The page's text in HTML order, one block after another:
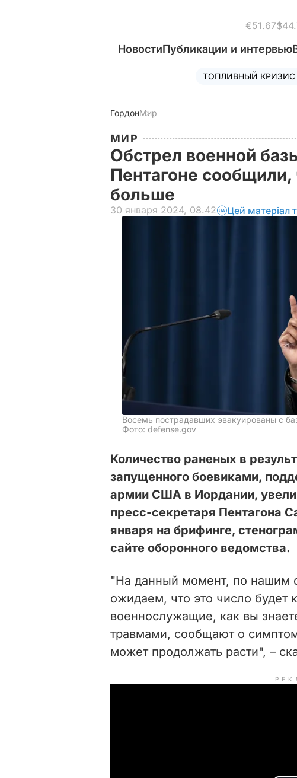
€51.67
НовостиПубликации и интервью
ТОПЛИВНЫЙ КРИЗИС
ГордонМир
МИР
Обстрел военной
Пентагоне сообщили,
больше
30 января 2024, 08.42 Цей матеріал
Восемь пострадавших эвакуированы с
Фото: defense.gov
Количество раненых в
запущенного боевиками,
армии США в Иордании,
пресс-секретаря Пентагона
января на брифинге,
сайте оборонного ведомства.
"На данный момент, по нашим
ожидаем, что это число будет
военнослужащие, как вы
травмами, сообщают о
может продолжать расти", –